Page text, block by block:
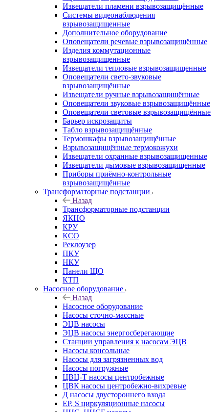
Извещатели пламени взрывозащищённые
Системы видеонаблюдения
взрывозащищенные
Дополнительное оборудование
Оповещатели речевые взрывозащищённые
Изделия коммутационные
взрывозащищенные
Извещатели тепловые взрывозащищенные
Оповещатели свето-звуковые
взрывозащищённые
Извещатели ручные взрывозащищённые
Оповещатели звуковые взрывозащищённые
Оповещатели световые взрывозащищённые
Барьер искрозащиты
Табло взрывозащищённые
Термошкафы взрывозащищённые
Взрывозащищённые термокожухи
Извещатели охранные взрывозащищенные
Извещатели дымовые взрывозащищенные
Приборы приёмно-контрольные
взрывозащищённые
Трансформаторные подстанции
Назад
Трансформаторные подстанции
ЯКНО
КРУ
КСО
Реклоузер
ПКУ
НКУ
Панели ЩО
КТП
Насосное оборудование
Назад
Насосное оборудование
Насосы сточно-массные
ЭЦВ насосы
ЭЦВ насосы энергосберегающие
Станции управления к насосам ЭЦВ
Насосы консольные
Насосы для загрязненных вод
Насосы погружные
ЦВЦ-Т насосы центробежные
ЦВК насосы центробежно-вихревые
Д насосы двустороннего входа
EP, S циркуляционные насосы